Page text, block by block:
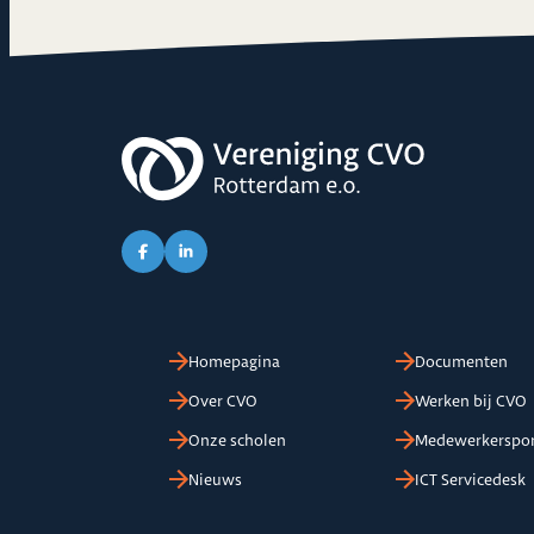
Link naar Facebook pagina van CVO
Link naar LinkedIn pagina van CVO
Homepagina
Over CVO
Onze scholen
Nieuws
Documenten
Werken bij CVO
ICT Servicedesk